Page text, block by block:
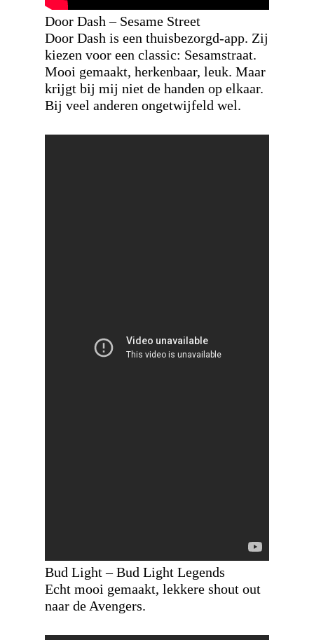
Door Dash – Sesame Street
Door Dash is een thuisbezorgd-app. Zij
kiezen voor een classic: Sesamstraat.
Mooi gemaakt, herkenbaar, leuk. Maar
krijgt bij mij niet de handen op elkaar.
Bij veel anderen ongetwijfeld wel.
Bud Light – Bud Light Legends
Echt mooi gemaakt, lekkere shout out
naar de Avengers.